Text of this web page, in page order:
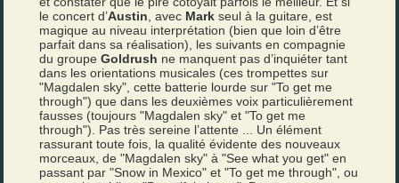
le concert d’Austin , avec Mark seul à la guitare, est
magique au niveau interprétation (bien que loin d’être
parfait dans sa réalisation), les suivants en compagnie
du groupeGoldrush ne manquent pas d’inquiéter tant
dans les orientations musicales (ces trompettes sur
"Magdalen sky", cette batterie lourde sur "To get me
through") que dans les deuxièmes voix particulièrement
fausses (toujours "Magdalen sky" et "To get me
through"). Pas très sereine l’attente ... Un élément
rassurant toute fois, la qualité évidente des nouveaux
morceaux, de "Magdalen sky" à "See what you get" en
passant par "Snow in Mexico" et "To get me through", ou